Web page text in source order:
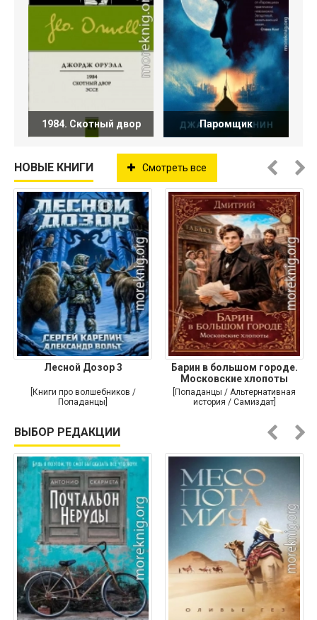
1984. Скотный двор Паромщик
НОВЫЕ КНИГИ Смотреть все
Лесной Дозор 3
[Книги про волшебников /
Попаданцы]
Барин в большом городе.
Московские хлопоты
[Попаданцы / Альтернативная
история / Самиздат]
ВЫБОР РЕДАКЦИИ